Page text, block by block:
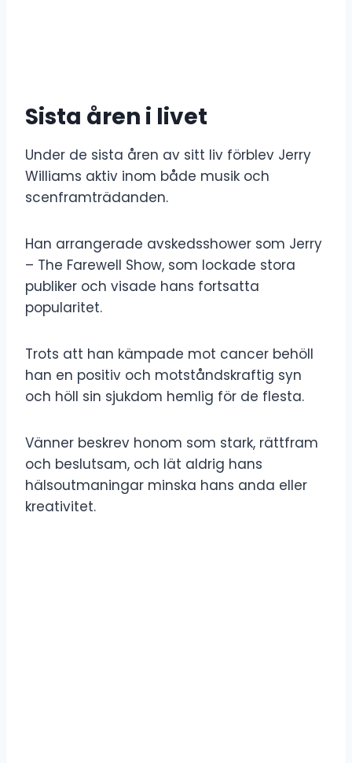
Sista åren i livet
Under de sista åren av sitt liv förblev Jerry
Williams aktiv inom både musik och
scenframträdanden.
Han arrangerade avskedsshower som Jerry
– The Farewell Show, som lockade stora
publiker och visade hans fortsatta
popularitet.
Trots att han kämpade mot cancer behöll
han en positiv och motståndskraftig syn
och höll sin sjukdom hemlig för de flesta.
Vänner beskrev honom som stark, rättfram
och beslutsam, och lät aldrig hans
hälsoutmaningar minska hans anda eller
kreativitet.